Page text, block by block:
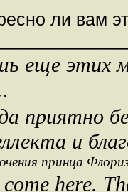
ли вам
еще этих
приятно
и
принца
come here.